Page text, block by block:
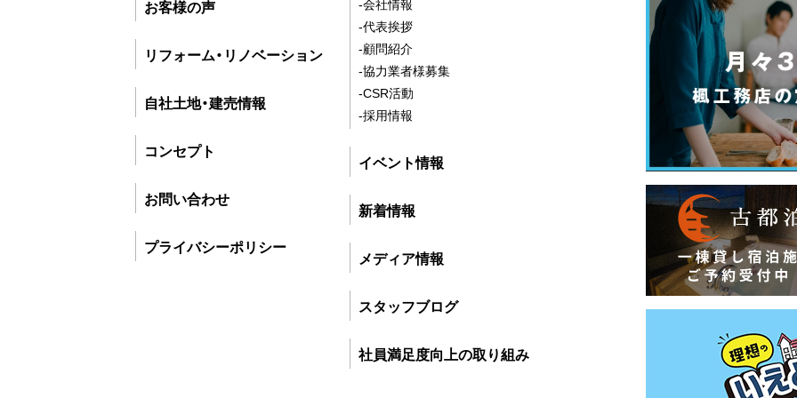
お客様の声
リフォーム・リノベーション
自社土地・建売情報
コンセプト
お問い合わせ
プライバシーポリシー
-会社情報
-代表挨拶
-顧問紹介
-協力業者様募集
-CSR活動
-採用情報
イベント情報
新着情報
メディア情報
スタッフブログ
社員満足度向上の取り組み